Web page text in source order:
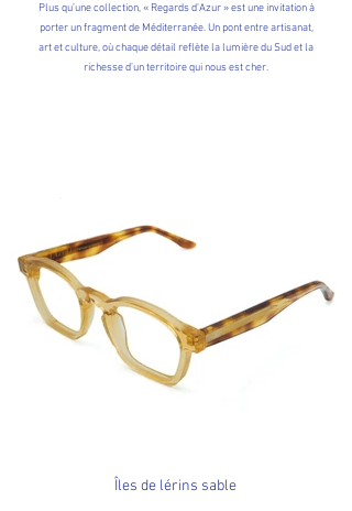
Plus qu’une collection, « Regards d’Azur » est une invitation à
porter un fragment de Méditerranée. Un pont entre artisanat,
art et culture, où chaque détail reflète la lumière du Sud et la
richesse d’un territoire qui nous est cher.
Îles de lérins sable